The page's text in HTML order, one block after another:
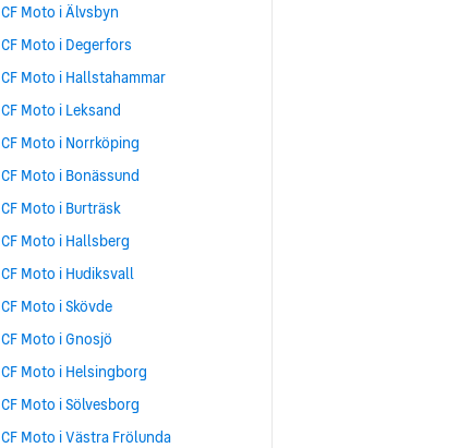
CF Moto i Älvsbyn
CF Moto i Degerfors
CF Moto i Hallstahammar
CF Moto i Leksand
CF Moto i Norrköping
CF Moto i Bonässund
CF Moto i Burträsk
CF Moto i Hallsberg
CF Moto i Hudiksvall
CF Moto i Skövde
CF Moto i Gnosjö
CF Moto i Helsingborg
CF Moto i Sölvesborg
CF Moto i Västra Frölunda